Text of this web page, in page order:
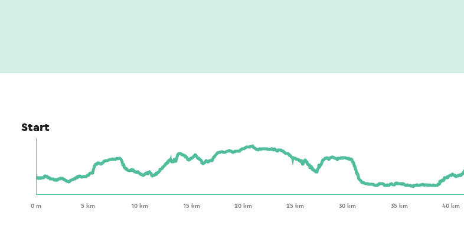
Start